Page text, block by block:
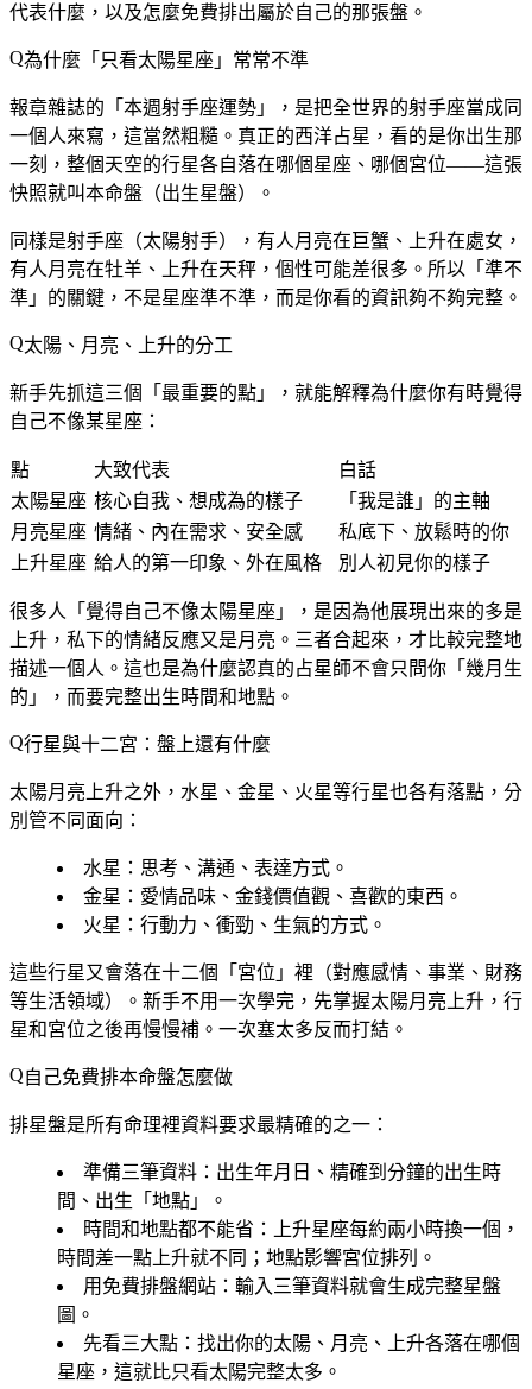
代表什麼，以及怎麼免費排出屬於自己的那張盤。
為什麼「只看太陽星座」常常不準
報章雜誌的「本週射手座運勢」，是把全世界的射手座當成同
一個人來寫，這當然粗糙。真正的西洋占星，看的是你出生那
一刻，整個天空的行星各自落在哪個星座、哪個宮位——這張
快照就叫本命盤 （出生星盤）。
同樣是射手座（太陽射手），有人月亮在巨蟹、上升在處女，
有人月亮在牡羊、上升在天秤，個性可能差很多。所以「準不
準」的關鍵，不是星座準不準，而是你看的資訊夠不夠完整。
太陽、月亮、上升的分工
新手先抓這三個「最重要的點」，就能解釋為什麼你有時覺得
自己不像某星座：
點 大致代表
白話
太陽星座 核心自我、想成為的樣子
「我是誰」的主軸
月亮星座 情緒、內在需求、安全感
私底下、放鬆時的你
上升星座 給人的第一印象、外在風格 別人初見你的樣子
很多人「覺得自己不像太陽星座」，是因為他展現出來的多是
上升，私下的情緒反應又是月亮。三者合起來，才比較完整地
描述一個人。這也是為什麼認真的占星師不會只問你「幾月生
的」，而要完整出生時間和地點。
行星與十二宮：盤上還有什麼
太陽月亮上升之外，水星、金星、火星等行星也各有落點，分
別管不同面向：
水星 ：思考、溝通、表達方式。
金星 ：愛情品味、金錢價值觀、喜歡的東西。
火星 ：行動力、衝勁、生氣的方式。
這些行星又會落在十二個「宮位」裡（對應感情、事業、財務
等生活領域）。新手不用一次學完，先掌握太陽月亮上升，行
星和宮位之後再慢慢補。一次塞太多反而打結。
自己免費排本命盤怎麼做
排星盤是所有命理裡資料要求最精確的之一：
準備三筆資料 ：出生年月日、 精確到分鐘的出生時
間 、出生「地點」。
時間和地點都不能省 ：上升星座每約兩小時換一個，
時間差一點上升就不同；地點影響宮位排列。
用免費排盤網站 ：輸入三筆資料就會生成完整星盤
圖。
先看三大點 ：找出你的太陽、月亮、上升各落在哪個
星座，這就比只看太陽完整太多。